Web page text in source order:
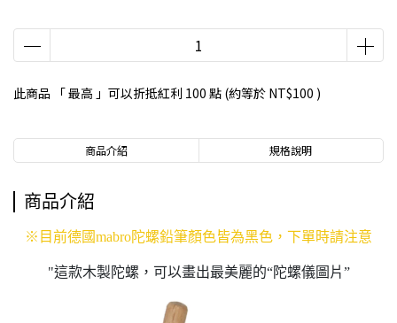
此商品 「 最高 」可以折抵紅利 100 點 (約等於 NT$100 )
商品介紹 規格說明
商品介紹
※目前德國mabro陀螺鉛筆顏色皆為黑色，下單時請注意
"這款木製陀螺，可以畫出最美麗的“陀螺儀圖片”